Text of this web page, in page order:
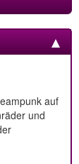
auf
und